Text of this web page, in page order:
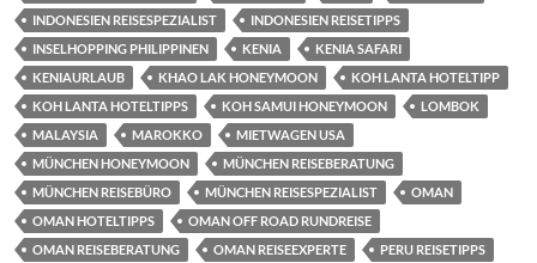
INDONESIEN REISESPEZIALIST
INDONESIEN REISETIPPS
INSELHOPPING PHILIPPINEN
KENIA
KENIA SAFARI
KENIAURLAUB
KHAO LAK HONEYMOON
KOH LANTA HOTELTIPP
KOH LANTA HOTELTIPPS
KOH SAMUI HONEYMOON
LOMBOK
MALAYSIA
MAROKKO
MIETWAGEN USA
MÜNCHEN HONEYMOON
MÜNCHEN REISEBERATUNG
MÜNCHEN REISEBÜRO
MÜNCHEN REISESPEZIALIST
OMAN
OMAN HOTELTIPPS
OMAN OFF ROAD RUNDREISE
OMAN REISEBERATUNG
OMAN REISEEXPERTE
PERU REISETIPPS